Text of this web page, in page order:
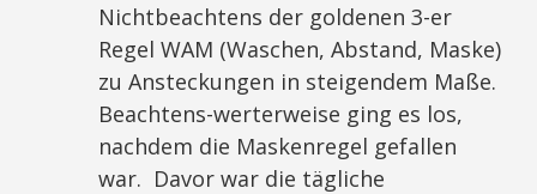
Nichtbeachtens der goldenen 3-er
Regel WAM (Waschen, Abstand, Maske)
zu Ansteckungen in steigendem Maße.
Beachtens-werterweise ging es los,
nachdem die Maskenregel gefallen
war. Davor war die tägliche